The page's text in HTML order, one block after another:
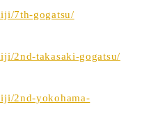
7th-gogatsu/
2nd-takasaki-gogatsu/
2nd-yokohama-